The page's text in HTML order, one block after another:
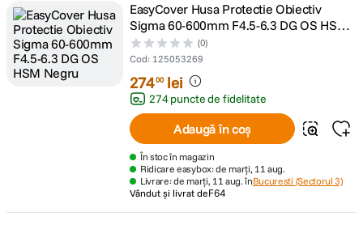
EasyCover Husa Protectie Obiectiv
Sigma 60-600mm F4.5-6.3 DG OS HSM
Negru
(0)
Cod: 125053269
27400 lei
274 puncte de fidelitate
Adaugă în coș
În stoc în magazin
Ridicare easybox: de marți, 11 aug.
Livrare: de marți, 11 aug. înBucuresti (Sectorul 3)
Vândut și livrat deF64